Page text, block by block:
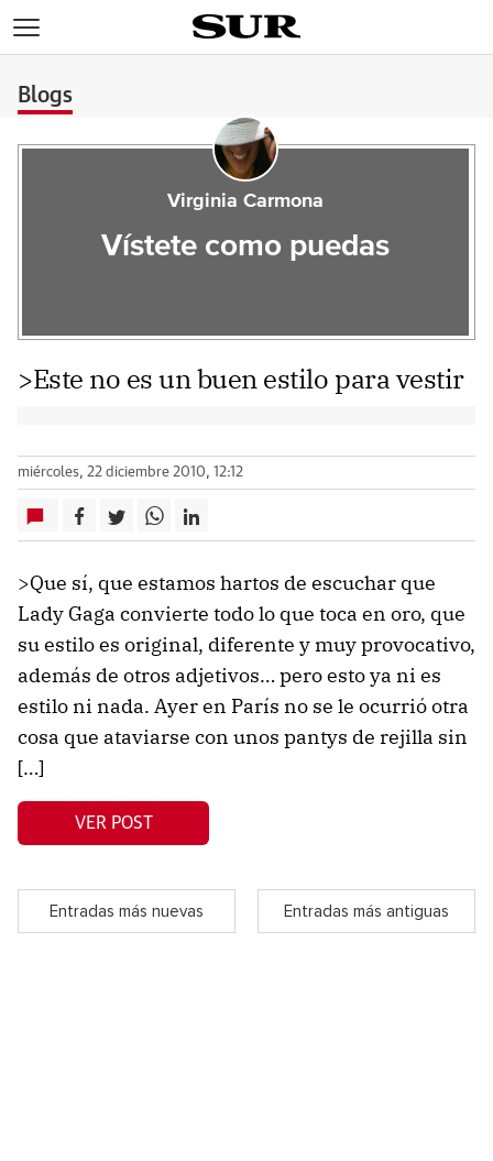
Blogs
Virginia Carmona
Vístete como puedas
>Este no es un buen estilo para vestir
miércoles, 22 diciembre 2010, 12:12
>Que sí, que estamos hartos de escuchar que
Lady Gaga convierte todo lo que toca en oro, que
su estilo es original, diferente y muy provocativo,
además de otros adjetivos… pero esto ya ni es
estilo ni nada. Ayer en París no se le ocurrió otra
cosa que ataviarse con unos pantys de rejilla sin
[…]
VER POST
Entradas más nuevas Entradas más antiguas